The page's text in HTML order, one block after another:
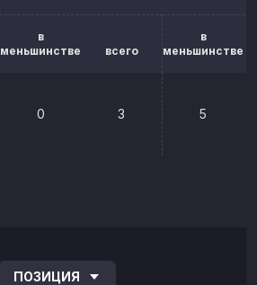
в
меньшинстве
всего
в
меньшинстве
0 3 5
ПОЗИЦИЯ